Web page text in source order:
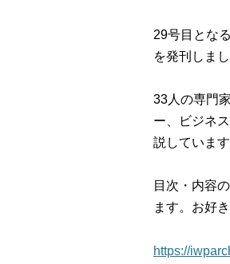
29号目とな
を発刊しまし
33人の専門
ー、ビジネ
説しています
目次・内容
ます。お好
https://